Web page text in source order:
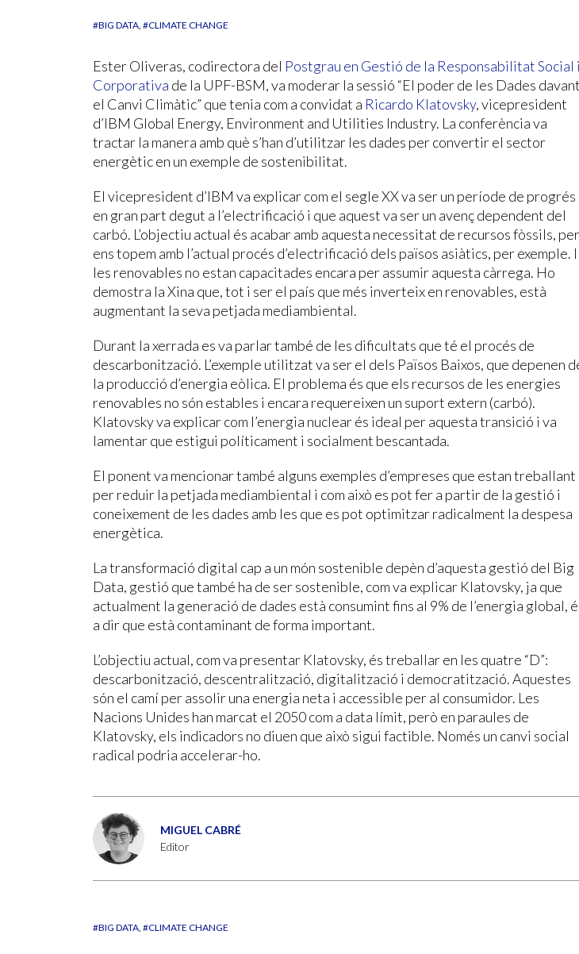
#BIG DATA #CLIMATE CHANGE
Ester Oliveras, codirectora del Postgrau en Gestió de la Responsabilitat Social i
Corporativa de la UPF-BSM, va moderar la sessió “El poder de les Dades davant
el Canvi Climàtic” que tenia com a convidat a Ricardo Klatovsky, vicepresident
d’IBM Global Energy, Environment and Utilities Industry. La conferència va
tractar la manera amb què s’han d’utilitzar les dades per convertir el sector
energètic en un exemple de sostenibilitat.
El vicepresident d’IBM va explicar com el segle XX va ser un període de progrés
en gran part degut a l’electrificació i que aquest va ser un avenç dependent del
carbó. L’objectiu actual és acabar amb aquesta necessitat de recursos fòssils,
ens topem amb l’actual procés d’electrificació dels països asiàtics, per exemple. I
les renovables no estan capacitades encara per assumir aquesta càrrega. Ho
demostra la Xina que, tot i ser el país que més inverteix en renovables, està
augmentant la seva petjada mediambiental.
Durant la xerrada es va parlar també de les dificultats que té el procés de
descarbonització. L’exemple utilitzat va ser el dels Països Baixos, que depenen
la producció d’energia eòlica. El problema és que els recursos de les energies
renovables no són estables i encara requereixen un suport extern (carbó).
Klatovsky va explicar com l’energia nuclear és ideal per aquesta transició i va
lamentar que estigui políticament i socialment bescantada.
El ponent va mencionar també alguns exemples d’empreses que estan treballant
per reduir la petjada mediambiental i com això es pot fer a partir de la gestió i
coneixement de les dades amb les que es pot optimitzar radicalment la despesa
energètica.
La transformació digital cap a un món sostenible depèn d’aquesta gestió del Big
Data, gestió que també ha de ser sostenible, com va explicar Klatovsky, ja que
actualment la generació de dades està consumint fins al 9% de l’energia global,
a dir que està contaminant de forma important.
L’objectiu actual, com va presentar Klatovsky, és treballar en les quatre “D”:
descarbonització, descentralització, digitalització i democratització. Aquestes
són el camí per assolir una energia neta i accessible per al consumidor. Les
Nacions Unides han marcat el 2050 com a data límit, però en paraules de
Klatovsky, els indicadors no diuen que això sigui factible. Només un canvi social
radical podria accelerar-ho.
MIGUEL CABRÉ
Editor
#BIG DATA #CLIMATE CHANGE